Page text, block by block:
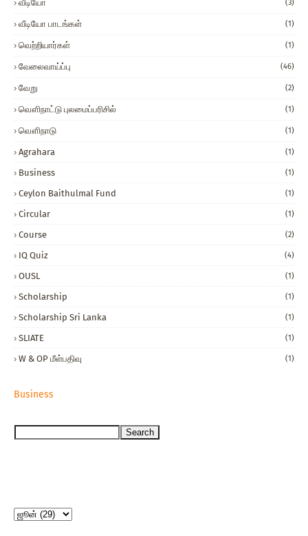
வீடியோ (3)
வீடியோ பாடங்கள் (1)
வெற்றியார்கள் (1)
வேலைவாய்ப்பு (46)
வேறு (2)
வௌிநாட்டு புலமைப்பரிசில் (1)
வௌிநாடு (1)
Agrahara (1)
Business (1)
Ceylon Baithulmal Fund (1)
Circular (1)
Course (2)
IQ Quiz (4)
OUSL (1)
Scholarship (1)
Scholarship Sri Lanka (1)
SLIATE (1)
W & OP மீள்பதிவு (1)
Business